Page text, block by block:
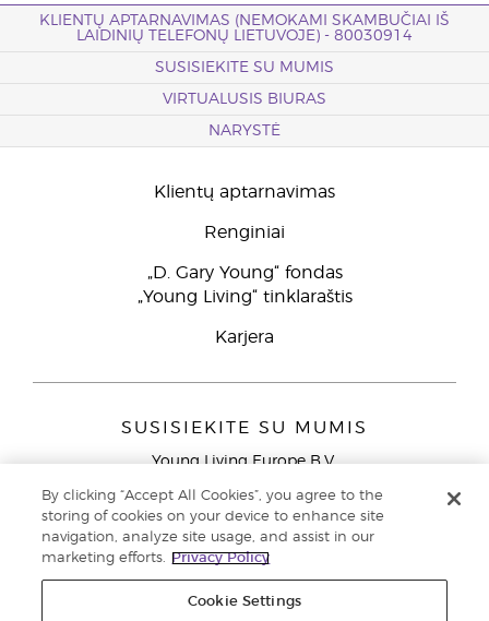
KLIENTŲ APTARNAVIMAS (NEMOKAMI SKAMBUČIAI IŠ
LAIDINIŲ TELEFONŲ LIETUVOJE) - 80030914
SUSISIEKITE SU MUMIS
VIRTUALUSIS BIURAS
NARYSTĖ
Klientų aptarnavimas
Renginiai
„D. Gary Young“ fondas
„Young Living“ tinklaraštis
Karjera
SUSISIEKITE SU MUMIS
Young Living Europe B.V.
9727 AJ Groningen
Klientų aptarnavimas (nemokami skambučiai iš laidinių
telefonų Lietuvoje)80030914
By clicking “Accept All Cookies”, you agree to the
storing of cookies on your device to enhance site
navigation, analyze site usage, and assist in our
marketing efforts.
Privacy Policy
Cookie Settings